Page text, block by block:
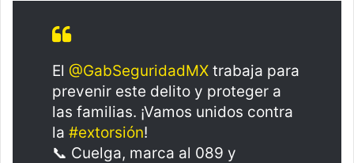
El @GabSeguridadMX trabaja para
prevenir este delito y proteger a
las familias. ¡Vamos unidos contra
la #extorsión!
📞 Cuelga, marca al 089 y